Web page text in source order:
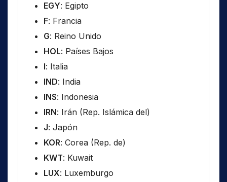
EGY: Egipto
F: Francia
G: Reino Unido
HOL: Países Bajos
I: Italia
IND: India
INS: Indonesia
IRN: Irán (Rep. Islámica del)
J: Japón
KOR: Corea (Rep. de)
KWT: Kuwait
LUX: Luxemburgo